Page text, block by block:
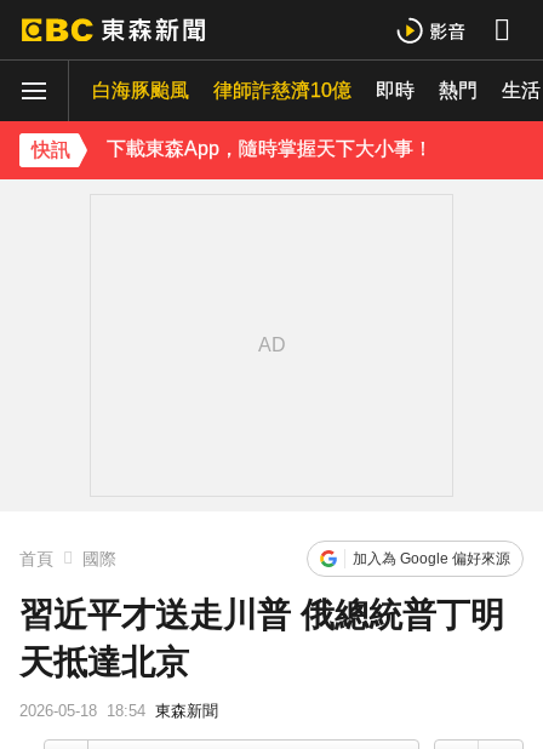
白海豚颱風 律師詐慈濟10億 即時 熱門 生活
快訊
下載東森App，隨時掌握天下大小事！
首頁 國際 加入為 Google 偏好來源
習近平才送走川普 俄總統普丁明
天抵達北京
2026-05-18 18:54 東森新聞